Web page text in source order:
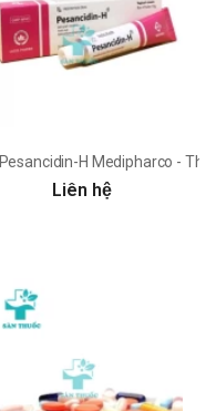
phòng ngừa biến cố tim
Pesancidin-H Medipharco -
Liên hệ